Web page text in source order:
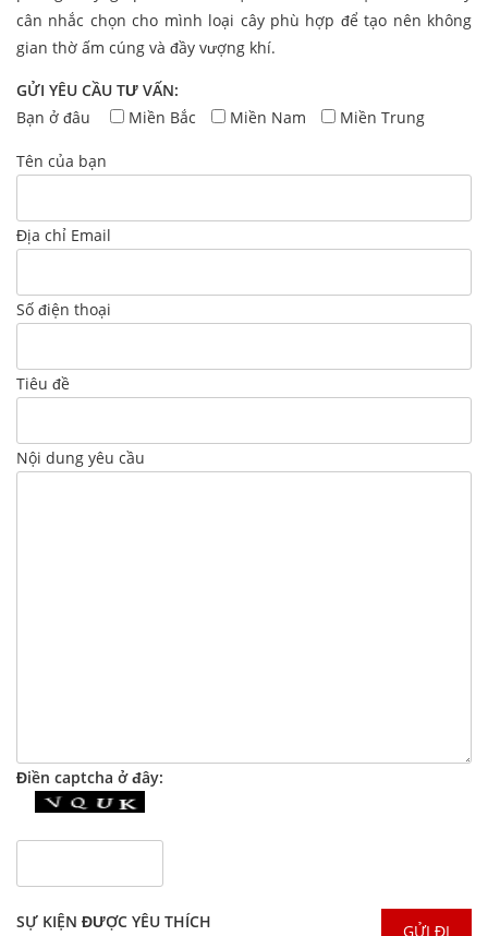
cân nhắc chọn cho mình loại cây phù hợp để tạo nên không
gian thờ ấm cúng và đầy vượng khí.
GỬI YÊU CẦU TƯ VẤN:
Bạn ở đâu
Miền Bắc Miền Nam Miền Trung
Tên của bạn
Địa chỉ Email
Số điện thoại
Tiêu đề
Nội dung yêu cầu
Điền captcha ở đây:
SỰ KIỆN ĐƯỢC YÊU THÍCH